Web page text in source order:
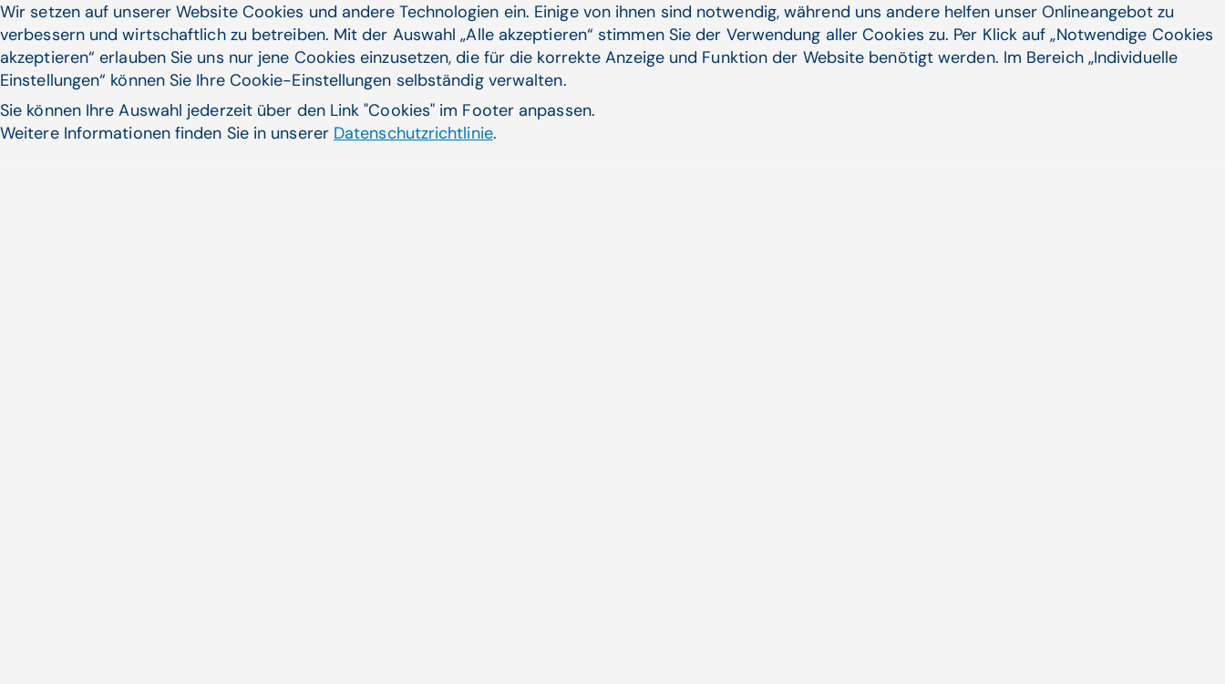
3 Mitarbeiterinnen
Schwerpunkte: Schmerztherapie, chronische Erkrankungen,
Akutversorgung und Gesundheitsmanagement
Storchengasse 20, 1150 Wien
zur webseite
Wir setzen auf unserer Website Cookies und andere Technologien ein. Einige von ihnen sind notwendig, während uns andere helfen unser Onlineangebot zu
verbessern und wirtschaftlich zu betreiben. Mit der Auswahl „Alle akzeptieren“ stimmen Sie der Verwendung aller Cookies zu. Per Klick auf „Notwendige Cookies
akzeptieren“ erlauben Sie uns nur jene Cookies einzusetzen, die für die korrekte Anzeige und Funktion der Website benötigt werden. Im Bereich „Individuelle
Einstellungen“ können Sie Ihre Cookie-Einstellungen selbständig verwalten.
Sie können Ihre Auswahl jederzeit über den Link "Cookies" im Footer anpassen.
Weitere Informationen finden Sie in unserer Datenschutzrichtlinie.